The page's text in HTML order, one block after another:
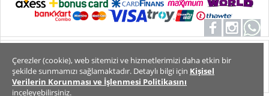
Tüm Hakları Saklıdır. Copyright 2026
Çerezler (cookie), web sitemizi ve hizmetlerimizi daha etkin bir
şekilde sunmamızı sağlamaktadır. Detaylı bilgi için Kişisel
Verilerin Korunması ve İşlenmesi Politikasını
inceleyebilirsiniz.